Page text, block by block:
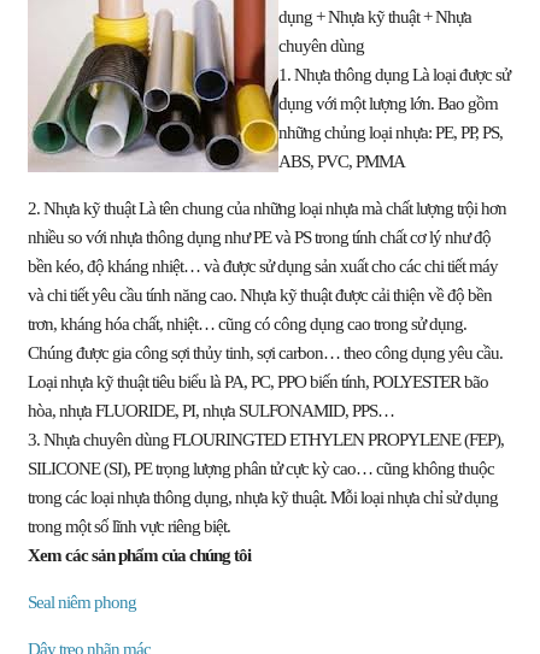
dụng + Nhựa kỹ thuật + Nhựa
chuyên dùng
1. Nhựa thông dụng Là loại được sử
dụng với một lượng lớn. Bao gồm
những chủng loại nhựa: PE, PP, PS,
ABS, PVC, PMMA
2. Nhựa kỹ thuật Là tên chung của những loại nhựa mà chất lượng trội hơn
nhiều so với nhựa thông dụng như PE và PS trong tính chất cơ lý như độ
bền kéo, độ kháng nhiệt… và được sử dụng sản xuất cho các chi tiết máy
và chi tiết yêu cầu tính năng cao. Nhựa kỹ thuật được cải thiện về độ bền
trơn, kháng hóa chất, nhiệt… cũng có công dụng cao trong sử dụng.
Chúng được gia công sợi thủy tinh, sợi carbon… theo công dụng yêu cầu.
Loại nhựa kỹ thuật tiêu biểu là PA, PC, PPO biến tính, POLYESTER bão
hòa, nhựa FLUORIDE, PI, nhựa SULFONAMID, PPS…
3. Nhựa chuyên dùng FLOURINGTED ETHYLEN PROPYLENE (FEP),
SILICONE (SI), PE trọng lượng phân tử cực kỳ cao… cũng không thuộc
trong các loại nhựa thông dụng, nhựa kỹ thuật. Mỗi loại nhựa chỉ sử dụng
trong một số lĩnh vực riêng biệt.
Xem các sản phẩm của chúng tôi
Seal niêm phong
Dây treo nhãn mác